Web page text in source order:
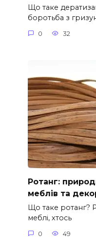
Що таке
боротьба з
0 32
Ротанг:
меблів та
Що таке ротанг?
меблі, хтось
0 49